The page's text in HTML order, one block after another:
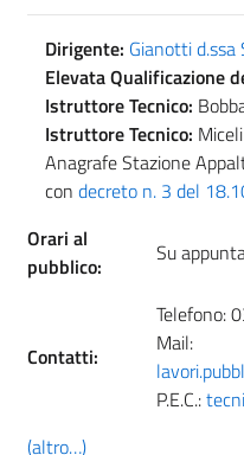
Dirigente: Gianotti d.ssa
Elevata Qualificazione
Istruttore Tecnico:
Istruttore Tecnico:
Anagrafe Stazione
con decreto n. 3 del
Orari al
pubblico:
Su
Contatti:
Telefono:
Mail:
P.E.C.:
(altro…)